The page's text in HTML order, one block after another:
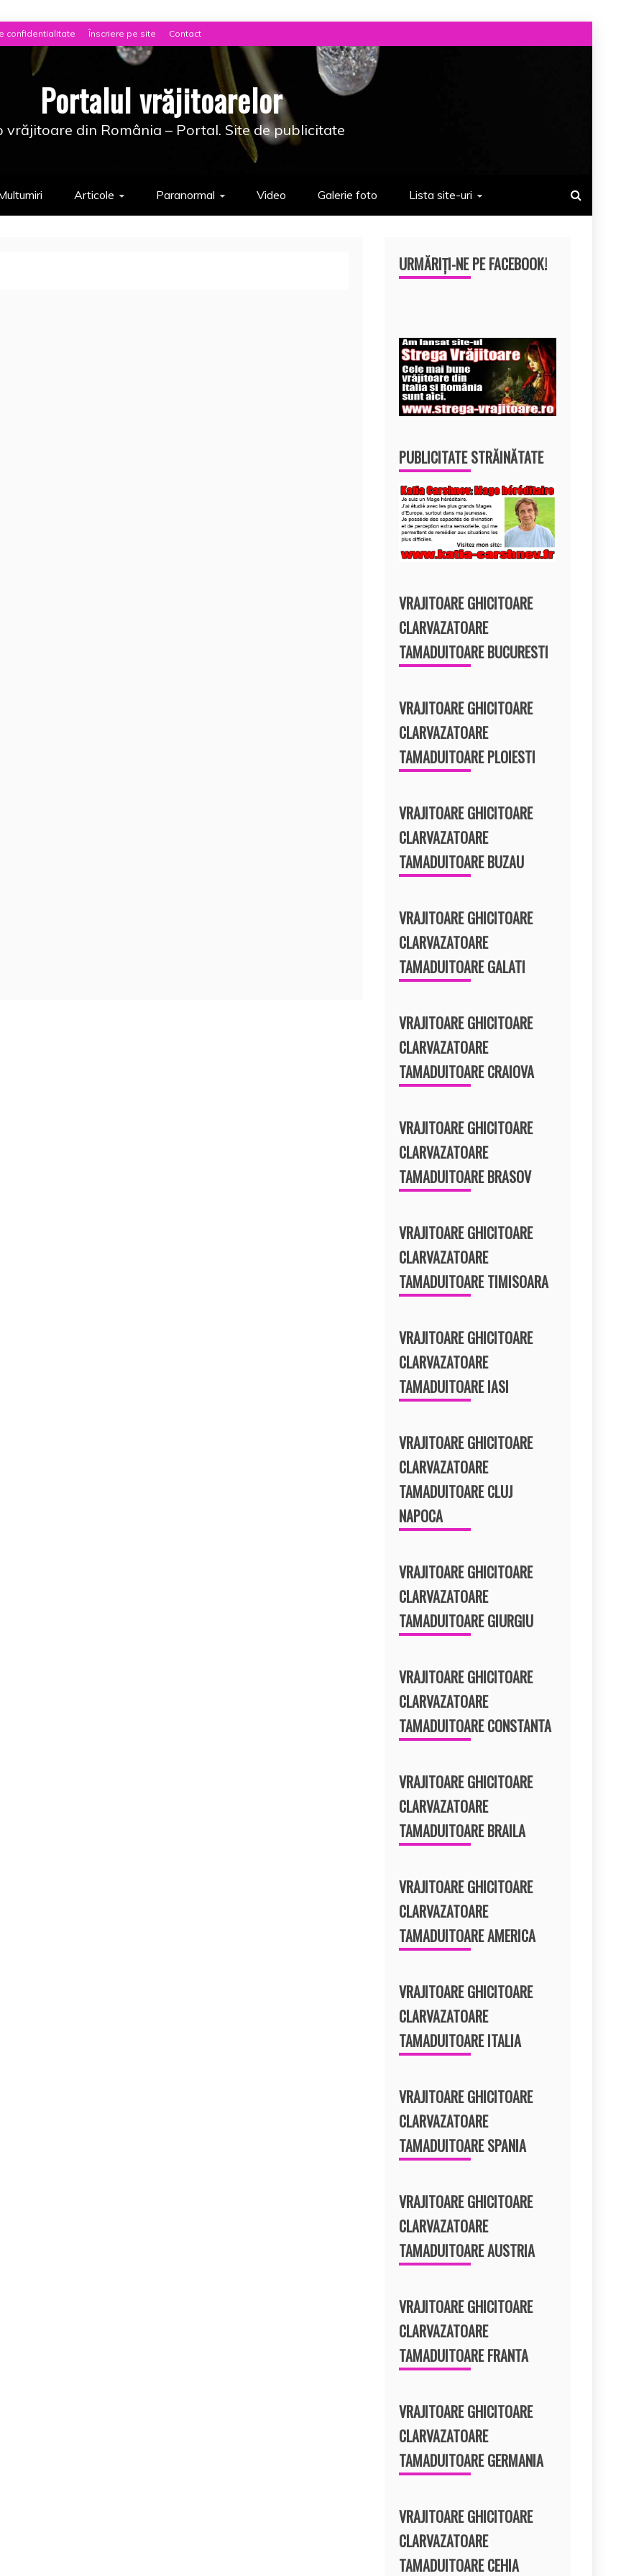
confidentialitate Înscriere pe site Contact
Portalul vrăjitoarelor
vrăjitoare din România – Portal. Site de publicitate
Articole Paranormal Video Galerie foto Lista site-uri
URMĂRIȚI-NE PE FACEBOOK!
PUBLICITATE STRĂINĂTATE
VRAJITOARE GHICITOARE
CLARVAZATOARE
TAMADUITOARE BUCURESTI
VRAJITOARE GHICITOARE
CLARVAZATOARE
TAMADUITOARE PLOIESTI
VRAJITOARE GHICITOARE
CLARVAZATOARE
TAMADUITOARE BUZAU
VRAJITOARE GHICITOARE
CLARVAZATOARE
TAMADUITOARE GALATI
VRAJITOARE GHICITOARE
CLARVAZATOARE
TAMADUITOARE CRAIOVA
VRAJITOARE GHICITOARE
CLARVAZATOARE
TAMADUITOARE BRASOV
VRAJITOARE GHICITOARE
CLARVAZATOARE
TAMADUITOARE TIMISOARA
VRAJITOARE GHICITOARE
CLARVAZATOARE
TAMADUITOARE IASI
VRAJITOARE GHICITOARE
CLARVAZATOARE
TAMADUITOARE CLUJ
NAPOCA
VRAJITOARE GHICITOARE
CLARVAZATOARE
TAMADUITOARE GIURGIU
VRAJITOARE GHICITOARE
CLARVAZATOARE
TAMADUITOARE CONSTANTA
VRAJITOARE GHICITOARE
CLARVAZATOARE
TAMADUITOARE BRAILA
VRAJITOARE GHICITOARE
CLARVAZATOARE
TAMADUITOARE AMERICA
VRAJITOARE GHICITOARE
CLARVAZATOARE
TAMADUITOARE ITALIA
VRAJITOARE GHICITOARE
CLARVAZATOARE
TAMADUITOARE SPANIA
VRAJITOARE GHICITOARE
CLARVAZATOARE
TAMADUITOARE AUSTRIA
VRAJITOARE GHICITOARE
CLARVAZATOARE
TAMADUITOARE FRANTA
VRAJITOARE GHICITOARE
CLARVAZATOARE
TAMADUITOARE GERMANIA
VRAJITOARE GHICITOARE
CLARVAZATOARE
TAMADUITOARE CEHIA